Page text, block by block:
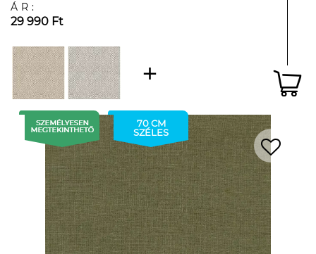
ÁR:
29 990 Ft
70 CM
SZÉLES